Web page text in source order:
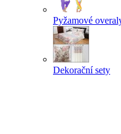
Pyžamové
Dekorační sety